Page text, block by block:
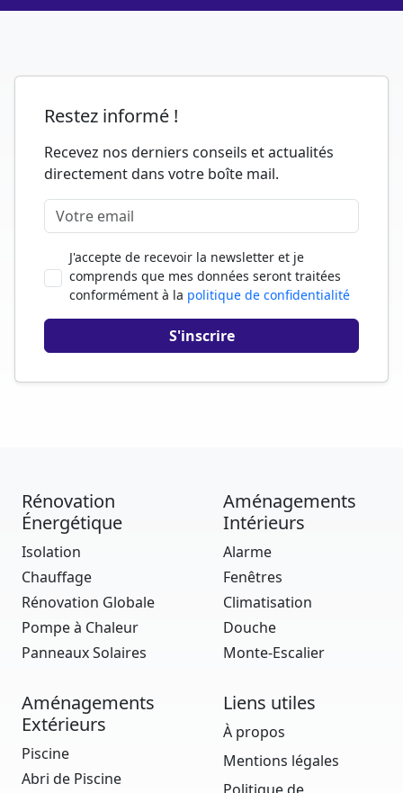
Restez informé !
Recevez nos derniers conseils et actualités
directement dans votre boîte mail.
J'accepte de recevoir la newsletter et je
comprends que mes données seront traitées
conformément à la politique de confidentialité
Rénovation
Énergétique
Isolation
Chauffage
Rénovation Globale
Pompe à Chaleur
Panneaux Solaires
Aménagements
Intérieurs
Alarme
Fenêtres
Climatisation
Douche
Monte-Escalier
Aménagements
Extérieurs
Piscine
Abri de Piscine
Liens utiles
À propos
Mentions légales